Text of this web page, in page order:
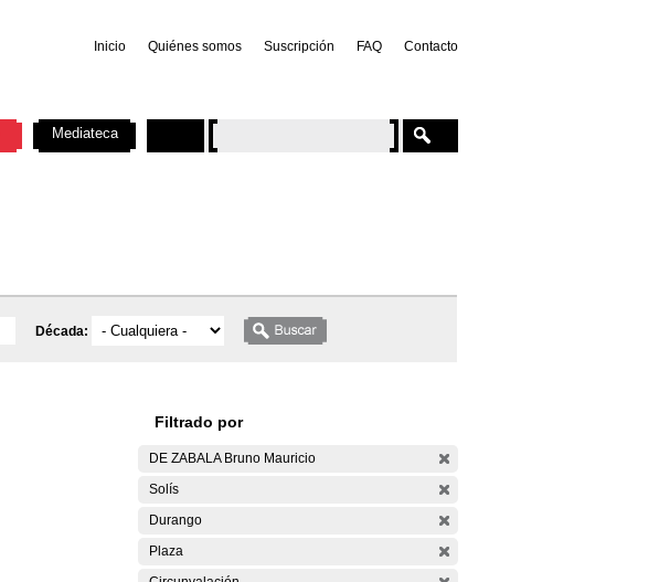
Inicio Quiénes somos Suscripción FAQ Contacto
Década:
Filtrado por
DE ZABALA Bruno Mauricio
Solís
Durango
Plaza
Mediateca